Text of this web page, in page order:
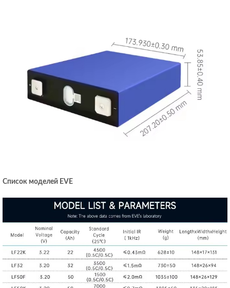
Список моделей EVE